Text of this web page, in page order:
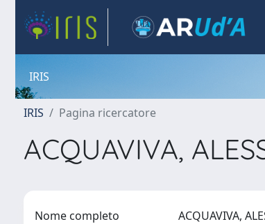
IRIS
IRIS Pagina ricercatore
ACQUAVIVA,
Nome completo ACQUAVIVA,